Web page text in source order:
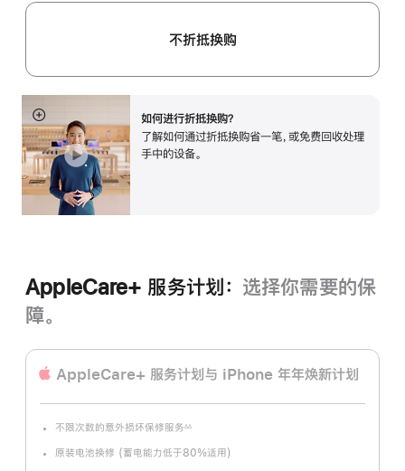
不折抵换购
如何进行折抵换购？
了解如何通过折抵换购省一笔，或免费回收处理
手中的设备。
展
开
AppleCare+ 服务计划： 选择你需要的保
障。
AppleCare+ 服务计划 与 iPhone 年年焕新计划
不限次数的意外损坏保修服务∆∆
原装电池换修 (蓄电能力低于80%适用)